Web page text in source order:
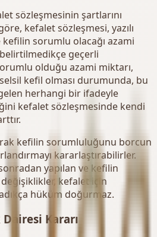
sözleşmesinin şartlarını
kefalet sözleşmesi, yazılı
kefilin sorumlu olacağı azami
geçerli
olduğu azami miktarı,
kefil olması durumunda, bu
herhangi bir ifadeyle
kefalet sözleşmesinde kendi
kefilin sorumluluğunu borcun
kararlaştırabilirler.
yapılan ve kefilin
kefalet için
hüküm doğurmaz.
Kararı